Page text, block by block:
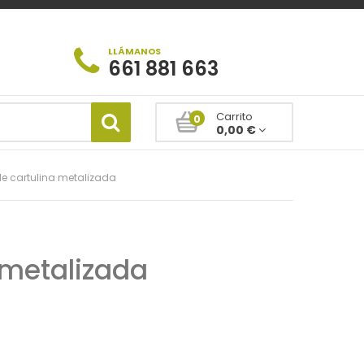
LLÁMANOS
661 881 663
0 Carrito
0,00 €
cartulina metalizada